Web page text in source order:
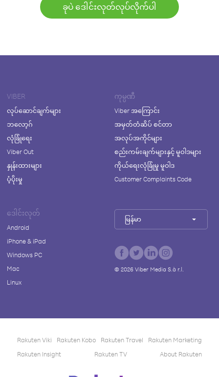
ခုပဲ ဒေါင်းလုတ်လုပ်လိုက်ပါ
VIBER
လုပ်ဆောင်ချက်များ
ဘလော့ဂ်
လုံခြုံရေး
Viber Out
နှုန်းထားများ
ပံ့ပိုးမှု
ကုမ္ပဏီ
Viber အကြောင်း
အမှတ်တံဆိပ် စင်တာ
အလုပ်အကိုင်များ
စည်းကမ်းချက်များနှင့် မူဝါဒများ
ကိုယ်ရေးလုံခြုံမှု မူဝါဒ
Customer Complaints Code
ဒေါင်းလုတ်
Android
iPhone & iPad
Windows PC
Mac
Linux
မြန်မာ
© 2026Viber Media S.à r.l.
Rakuten Viki Rakuten Kobo Rakuten Travel
Rakuten Marketing
Rakuten Insight
Rakuten TV About Rakuten